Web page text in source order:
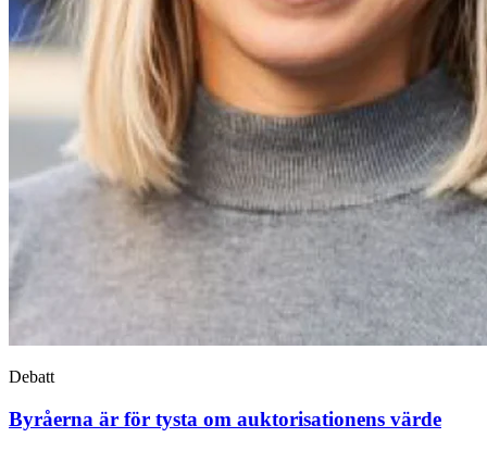
Debatt
Byråerna är för tysta om auktorisationens värde